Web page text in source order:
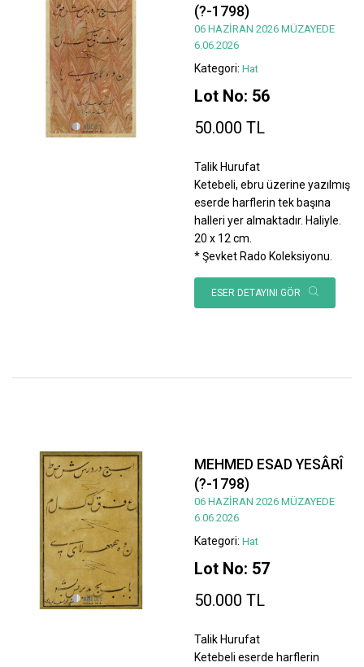
(?-1798)
06 HAZİRAN 2026 MÜZAYEDE
6.06.2026
Kategori: Hat
Lot No: 56
50.000 TL
Talik Hurufat
Ketebeli, ebru üzerine yazılmış
eserde harflerin tek başına
halleri yer almaktadır. Haliyle.
20 x 12 cm.
* Şevket Rado Koleksiyonu.
ESER DETAYINI GÖR
MEHMED ESAD YESÂRÎ
(?-1798)
06 HAZİRAN 2026 MÜZAYEDE
6.06.2026
Kategori: Hat
Lot No: 57
50.000 TL
Talik Hurufat
Ketebeli eserde harflerin